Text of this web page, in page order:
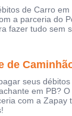
de Carro
a parceria do
fazer tudo sem
de
seus
em PB?
com a Zapay